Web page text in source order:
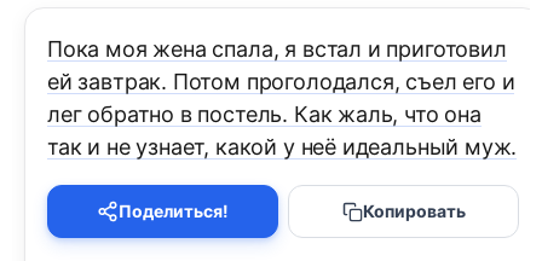
Пока моя жена спала, я встал и приготовил
ей завтрак. Потом проголодался, съел его и
лег обратно в постель. Как жаль, что она
так и не узнает, какой у неё идеальный муж.
Поделиться! Копировать